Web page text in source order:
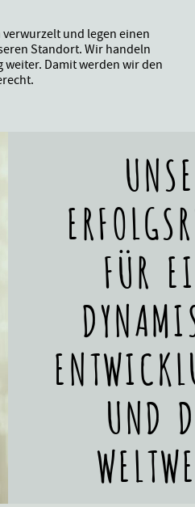
und legen einen
Standort. Wir handeln
Damit werden wir den
FÜR
UND